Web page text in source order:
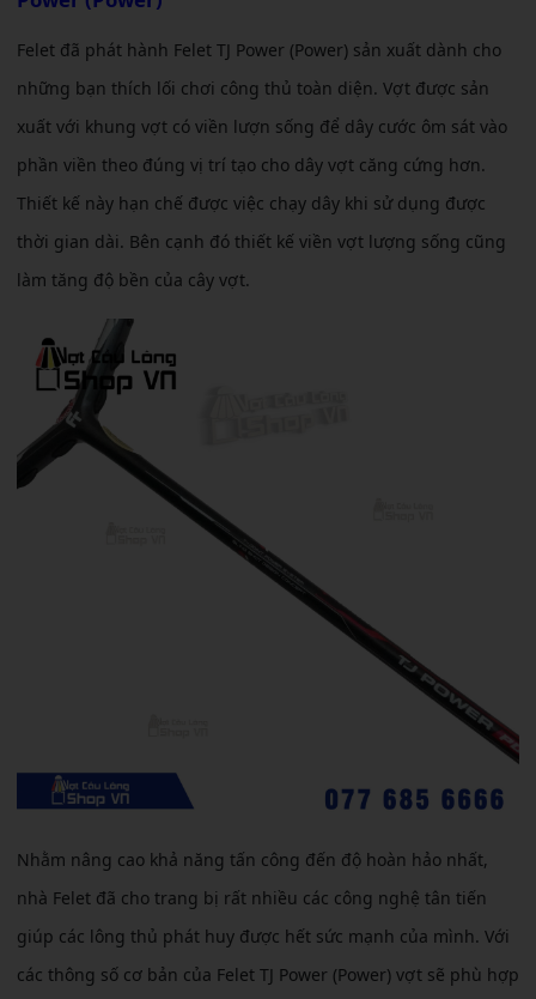
Felet đã phát hành Felet TJ Power (Power) sản xuất dành cho
những bạn thích lối chơi công thủ toàn diện. Vợt được sản
xuất với khung vợt có viền lượn sống để dây cước ôm sát vào
phần viền theo đúng vị trí tạo cho dây vợt căng cứng hơn.
Thiết kế này hạn chế được việc chạy dây khi sử dụng được
thời gian dài. Bên cạnh đó thiết kế viền vợt lượng sống cũng
làm tăng độ bền của cây vợt.
Nhằm nâng cao khả năng tấn công đến độ hoàn hảo nhất,
nhà Felet đã cho trang bị rất nhiều các công nghệ tân tiến
giúp các lông thủ phát huy được hết sức mạnh của mình. Với
các thông số cơ bản của Felet TJ Power (Power) vợt sẽ phù hợp